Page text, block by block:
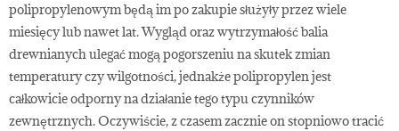
polipropylenowym będą im po zakupie służyły przez wiele
miesięcy lub nawet lat. Wygląd oraz wytrzymałość balia
drewnianych ulegać mogą pogorszeniu na skutek zmian
temperatury czy wilgotności, jednakże polipropylen jest
całkowicie odporny na działanie tego typu czynników
zewnętrznych. Oczywiście, z czasem zacznie on stopniowo tracić